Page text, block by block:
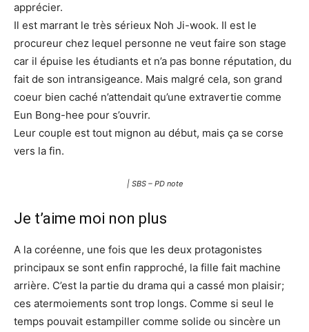
apprécier.
Il est marrant le très sérieux Noh Ji-wook. Il est le
procureur chez lequel personne ne veut faire son stage
car il épuise les étudiants et n’a pas bonne réputation, du
fait de son intransigeance. Mais malgré cela, son grand
coeur bien caché n’attendait qu’une extravertie comme
Eun Bong-hee pour s’ouvrir.
Leur couple est tout mignon au début, mais ça se corse
vers la fin.
| SBS – PD note
Je t’aime moi non plus
A la coréenne, une fois que les deux protagonistes
principaux se sont enfin rapproché, la fille fait machine
arrière. C’est la partie du drama qui a cassé mon plaisir;
ces atermoiements sont trop longs. Comme si seul le
temps pouvait estampiller comme solide ou sincère un